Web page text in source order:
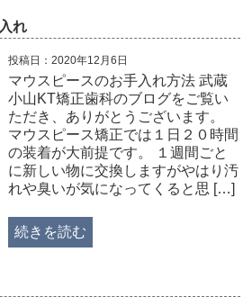
れ
投稿日：2020年12月6日
マウスピースのお手入れ方法 武蔵
小山KT矯正歯科のブログをご覧い
ただき、ありがとうございます。
マウスピース矯正では１日２０時間
の装着が大前提です。 １週間ごと
に新しい物に交換しますがやはり汚
れや臭いが気になってくると思 […]
続きを読む